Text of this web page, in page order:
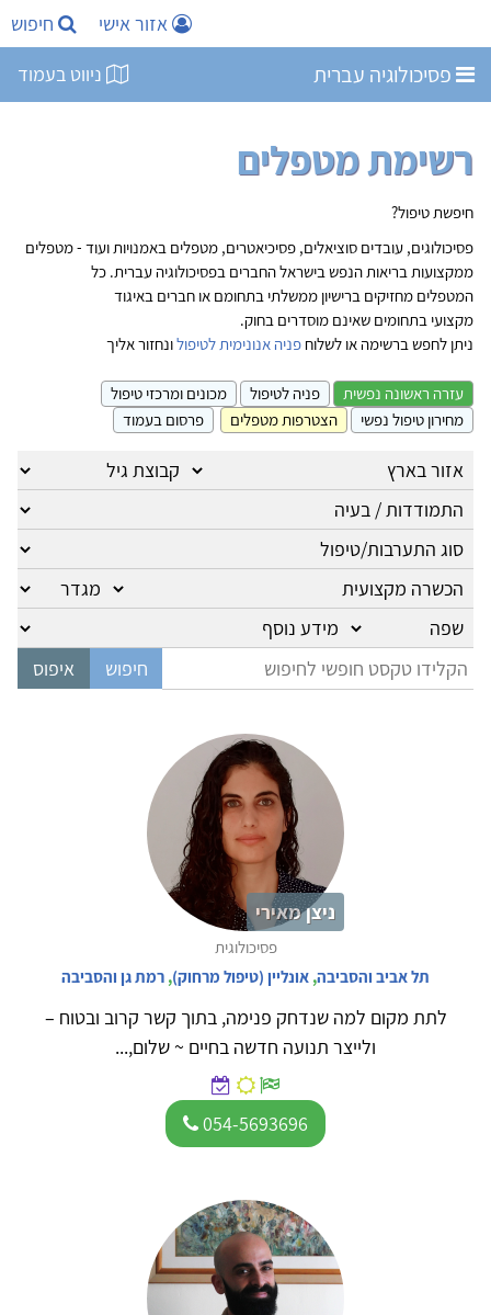
אזור אישי חיפוש
פסיכולוגיה עברית ניווט בעמוד
רשימת מטפלים
חיפשת טיפול?
פסיכולוגים, עובדים סוציאלים, פסיכיאטרים, מטפלים באמנויות ועוד - מטפלים
ממקצועות בריאות הנפש בישראל החברים בפסיכולוגיה עברית. כל
המטפלים מחזיקים ברישיון ממשלתי בתחומם או חברים באיגוד
מקצועי בתחומים שאינם מוסדרים בחוק.
ניתן לחפש ברשימה או לשלוח פניה אנונימית לטיפולונחזור אליך
עזרה ראשונה נפשית פניה לטיפול
מכונים ומרכזי טיפול
מחירון טיפול נפשי
הצטרפות מטפלים פרסום בעמוד
ניצן מאירי
פסיכולוגית
תל אביב והסביבה, אונליין (טיפול מרחוק), רמת גן והסביבה
לתת מקום למה שנדחק פנימה, בתוך קשר קרוב ובטוח –
ולייצר תנועה חדשה בחיים ~ שלום,...
054-5693696